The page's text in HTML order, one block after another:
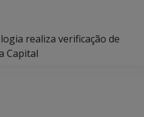
realiza verificação de
Capital